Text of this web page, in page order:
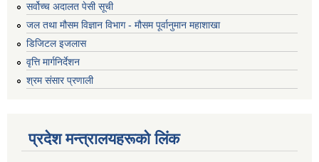
सर्वोच्च अदालत पेसी सूची
जल तथा मौसम विज्ञान विभाग - मौसम पूर्वानुमान महाशाखा
डिजिटल इजलास
वृत्ति मार्गनिर्देशन
श्रम संसार प्रणाली
प्रदेश मन्त्रालयहरूको लिंक